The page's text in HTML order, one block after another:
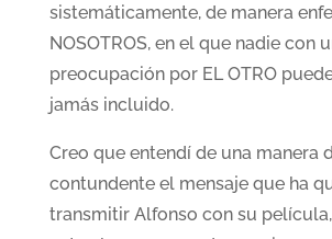
sistemáticamente, de manera
NOSOTROS, en el que nadie con
preocupación por EL OTRO
jamás incluido.
Creo que entendí de una manera
contundente el mensaje que ha
transmitir Alfonso con su